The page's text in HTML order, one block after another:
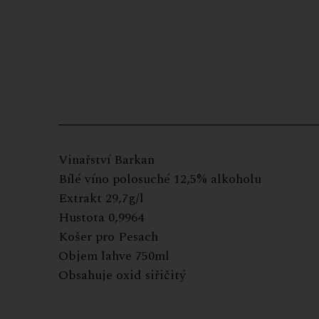
Vinařství Barkan
Bílé víno polosuché 12,5% alkoholu
Extrakt 29,7g/l
Hustota 0,9964
Košer pro Pesach
Objem lahve 750ml
Obsahuje oxid siřičitý